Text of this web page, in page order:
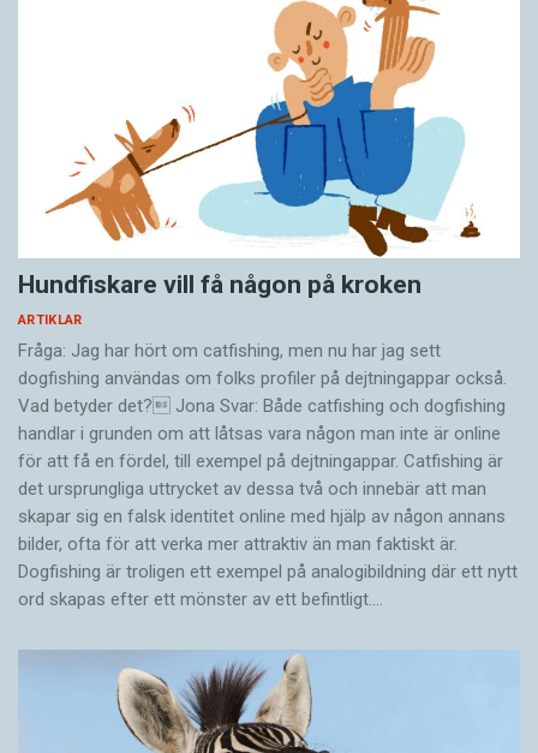
Hundfiskare vill få någon på kroken
ARTIKLAR
Fråga: Jag har hört om catfishing, men nu har jag sett
dogfishing användas om folks profiler på dejtningappar också.
Vad betyder det? Jona Svar: Både catfishing och dogfishing
handlar i grunden om att låtsas vara någon man inte är online
för att få en fördel, till exempel på dejtningappar. Catfishing är
det ursprungliga uttrycket av dessa två och innebär att man
skapar sig en falsk identitet online med hjälp av någon annans
bilder, ofta för att verka mer attraktiv än man faktiskt är.
Dogfishing är troligen ett exempel på analogibildning där ett nytt
ord skapas efter ett mönster av ett befintligt.…